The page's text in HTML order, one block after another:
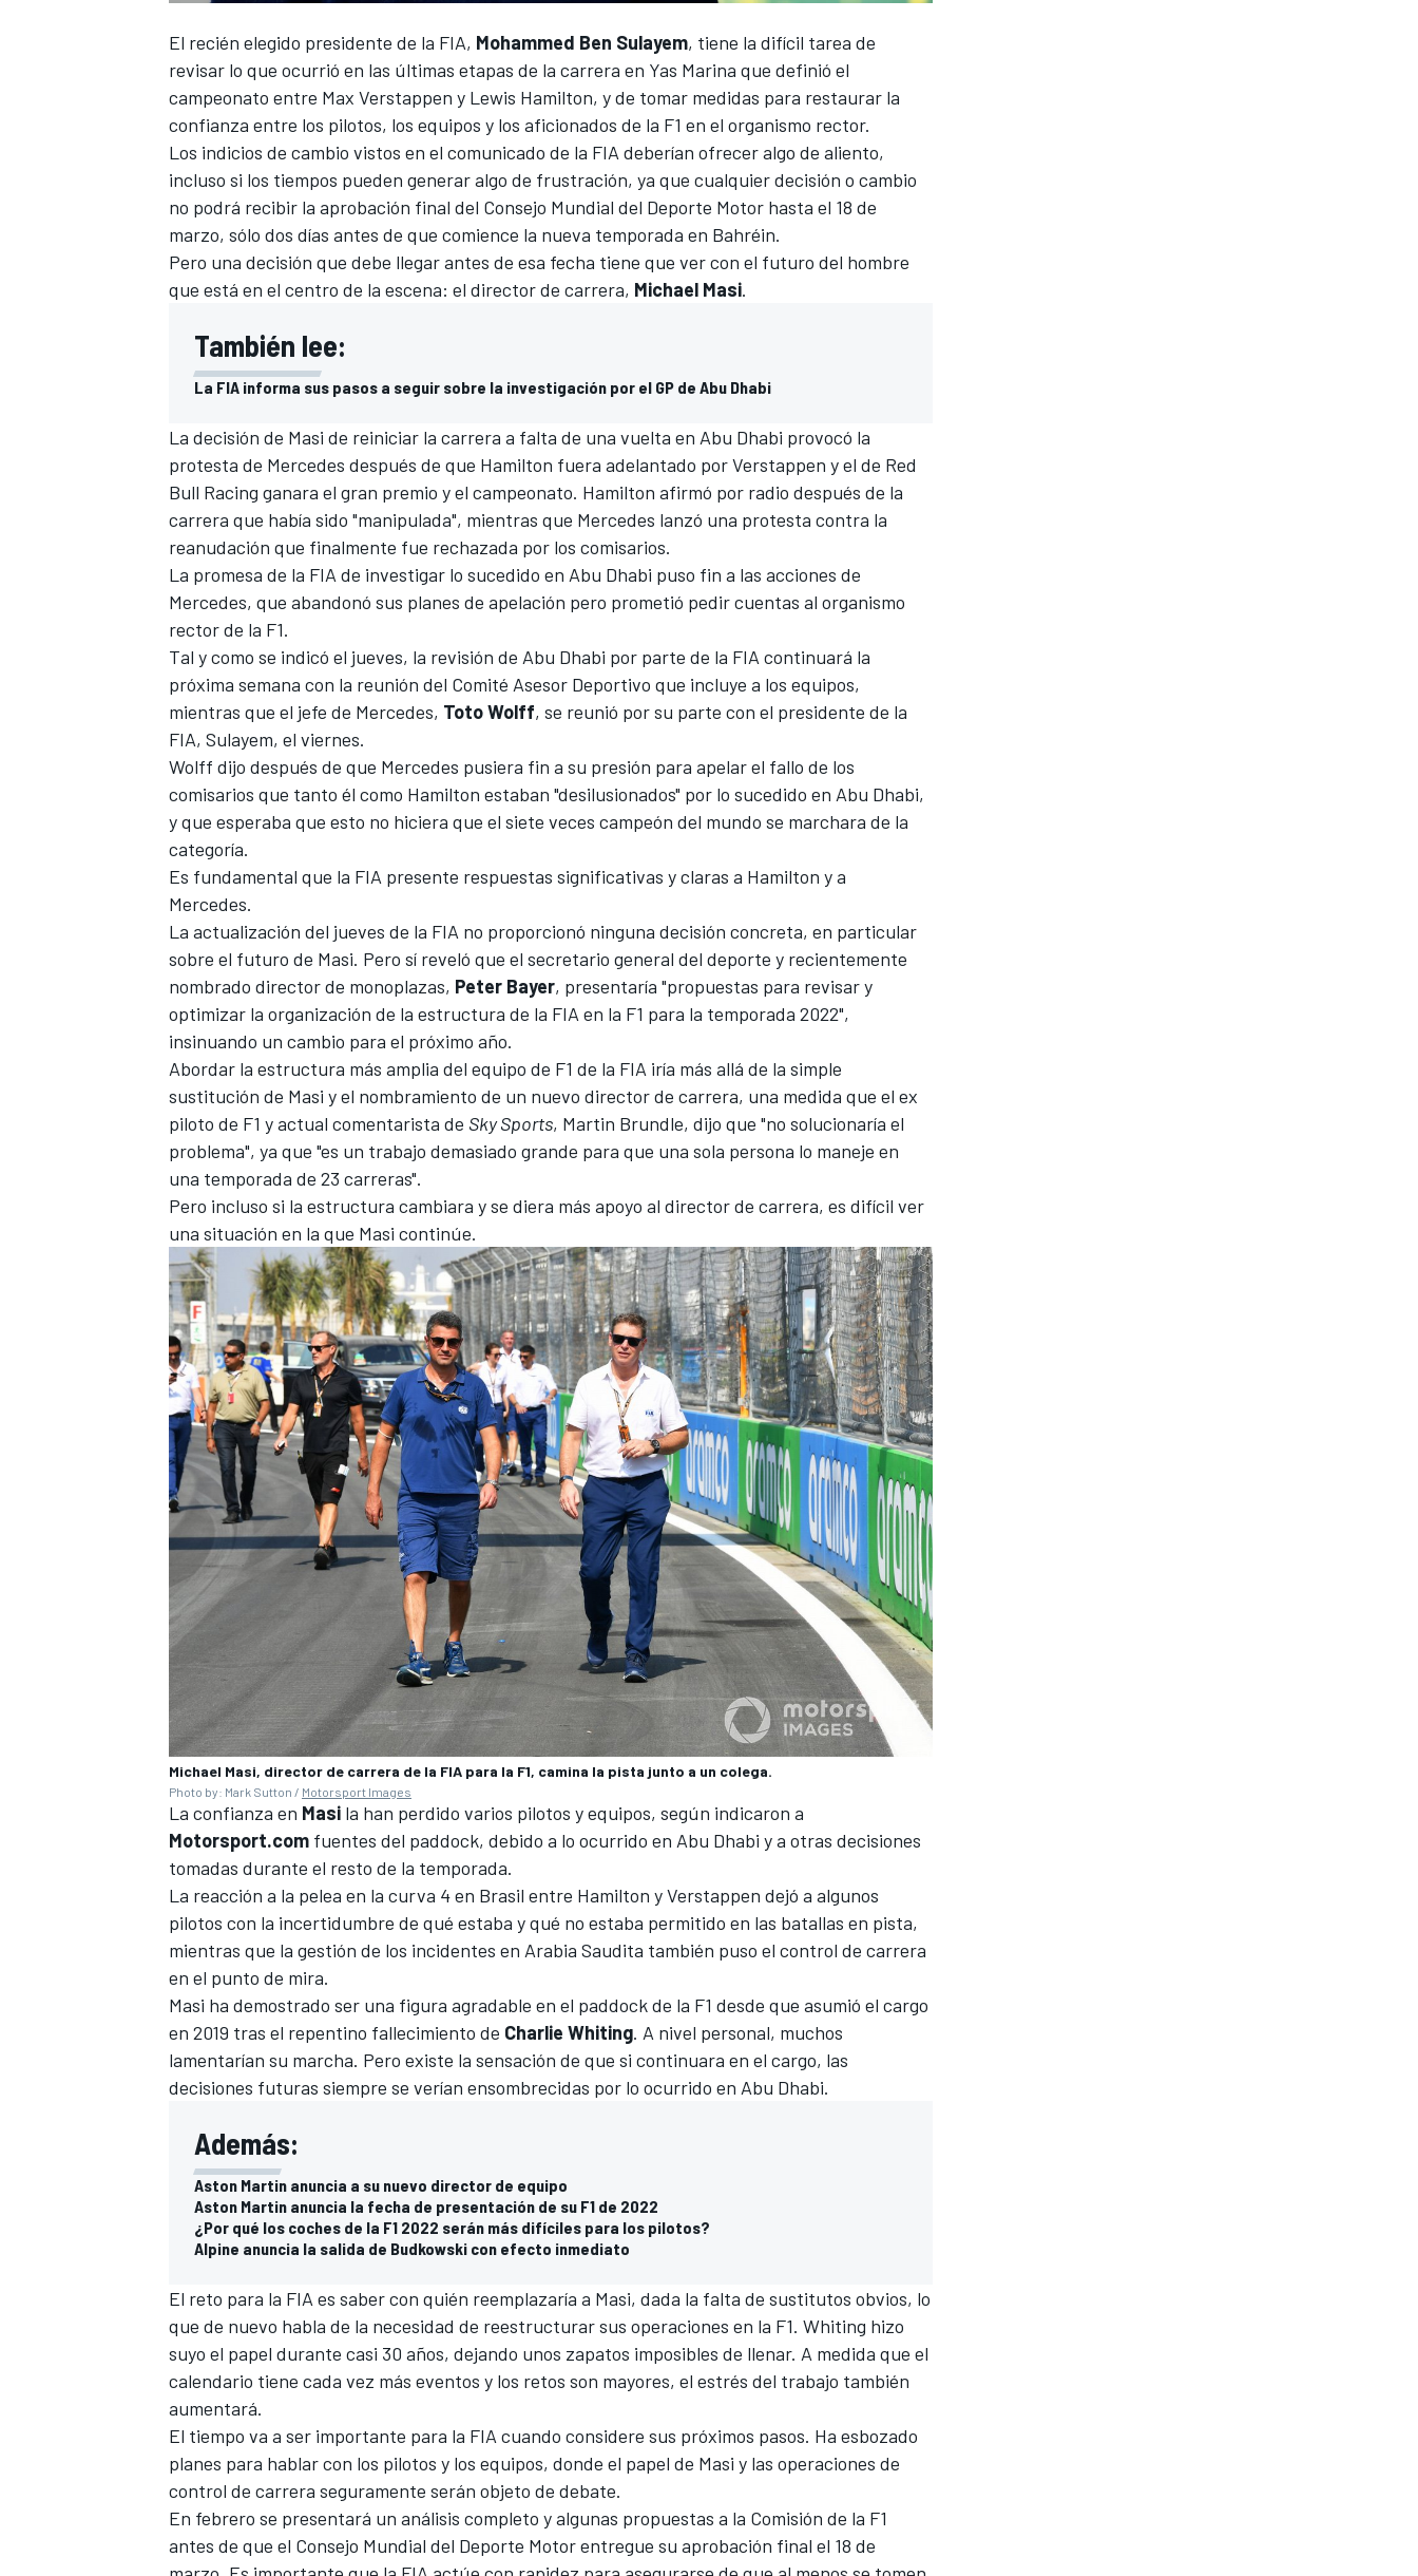
FÓRMULA E
WRC
MÁS CATEGORÍAS
El recién elegido presidente de la FIA, Mohammed Ben Sulayem, tiene la difícil tarea de
revisar lo que ocurrió en las últimas etapas de la carrera en Yas Marina que definió el
campeonato entre Max Verstappen y Lewis Hamilton, y de tomar medidas para restaurar la
confianza entre los pilotos, los equipos y los aficionados de la F1 en el organismo rector.
Los indicios de cambio vistos en el comunicado de la FIA deberían ofrecer algo de aliento,
incluso si los tiempos pueden generar algo de frustración, ya que cualquier decisión o cambio
no podrá recibir la aprobación final del Consejo Mundial del Deporte Motor hasta el 18 de
marzo, sólo dos días antes de que comience la nueva temporada en Bahréin.
Pero una decisión que debe llegar antes de esa fecha tiene que ver con el futuro del hombre
que está en el centro de la escena: el director de carrera, Michael Masi.
También lee:
La FIA informa sus pasos a seguir sobre la investigación por el GP de Abu Dhabi
La decisión de Masi de reiniciar la carrera a falta de una vuelta en Abu Dhabi provocó la
protesta de Mercedes después de que Hamilton fuera adelantado por Verstappen y el de Red
Bull Racing ganara el gran premio y el campeonato. Hamilton afirmó por radio después de la
carrera que había sido "manipulada", mientras que Mercedes lanzó una protesta contra la
reanudación que finalmente fue rechazada por los comisarios.
La promesa de la FIA de investigar lo sucedido en Abu Dhabi puso fin a las acciones de
Mercedes, que abandonó sus planes de apelación pero prometió pedir cuentas al organismo
rector de la F1.
Tal y como se indicó el jueves, la revisión de Abu Dhabi por parte de la FIA continuará la
próxima semana con la reunión del Comité Asesor Deportivo que incluye a los equipos,
mientras que el jefe de Mercedes, Toto Wolff, se reunió por su parte con el presidente de la
FIA, Sulayem, el viernes.
Wolff dijo después de que Mercedes pusiera fin a su presión para apelar el fallo de los
comisarios que tanto él como Hamilton estaban "desilusionados" por lo sucedido en Abu Dhabi,
y que esperaba que esto no hiciera que el siete veces campeón del mundo se marchara de la
categoría.
Es fundamental que la FIA presente respuestas significativas y claras a Hamilton y a
Mercedes.
La actualización del jueves de la FIA no proporcionó ninguna decisión concreta, en particular
sobre el futuro de Masi. Pero sí reveló que el secretario general del deporte y recientemente
nombrado director de monoplazas, Peter Bayer, presentaría "propuestas para revisar y
optimizar la organización de la estructura de la FIA en la F1 para la temporada 2022",
insinuando un cambio para el próximo año.
Abordar la estructura más amplia del equipo de F1 de la FIA iría más allá de la simple
sustitución de Masi y el nombramiento de un nuevo director de carrera, una medida que el ex
piloto de F1 y actual comentarista de Sky Sports, Martin Brundle, dijo que "no solucionaría el
problema", ya que "es un trabajo demasiado grande para que una sola persona lo maneje en
una temporada de 23 carreras".
Pero incluso si la estructura cambiara y se diera más apoyo al director de carrera, es difícil ver
una situación en la que Masi continúe.
Michael Masi, director de carrera de la FIA para la F1, camina la pista junto a un colega.
Photo by: Mark Sutton / Motorsport Images
La confianza en Masi la han perdido varios pilotos y equipos, según indicaron a
Motorsport.com fuentes del paddock, debido a lo ocurrido en Abu Dhabi y a otras decisiones
tomadas durante el resto de la temporada.
La reacción a la pelea en la curva 4 en Brasil entre Hamilton y Verstappen dejó a algunos
pilotos con la incertidumbre de qué estaba y qué no estaba permitido en las batallas en pista,
mientras que la gestión de los incidentes en Arabia Saudita también puso el control de carrera
en el punto de mira.
Masi ha demostrado ser una figura agradable en el paddock de la F1 desde que asumió el cargo
en 2019 tras el repentino fallecimiento de Charlie Whiting. A nivel personal, muchos
lamentarían su marcha. Pero existe la sensación de que si continuara en el cargo, las
decisiones futuras siempre se verían ensombrecidas por lo ocurrido en Abu Dhabi.
Además:
Aston Martin anuncia a su nuevo director de equipo
Aston Martin anuncia la fecha de presentación de su F1 de 2022
¿Por qué los coches de la F1 2022 serán más difíciles para los pilotos?
Alpine anuncia la salida de Budkowski con efecto inmediato
El reto para la FIA es saber con quién reemplazaría a Masi, dada la falta de sustitutos obvios, lo
que de nuevo habla de la necesidad de reestructurar sus operaciones en la F1. Whiting hizo
suyo el papel durante casi 30 años, dejando unos zapatos imposibles de llenar. A medida que el
calendario tiene cada vez más eventos y los retos son mayores, el estrés del trabajo también
aumentará.
El tiempo va a ser importante para la FIA cuando considere sus próximos pasos. Ha esbozado
planes para hablar con los pilotos y los equipos, donde el papel de Masi y las operaciones de
control de carrera seguramente serán objeto de debate.
En febrero se presentará un análisis completo y algunas propuestas a la Comisión de la F1
antes de que el Consejo Mundial del Deporte Motor entregue su aprobación final el 18 de